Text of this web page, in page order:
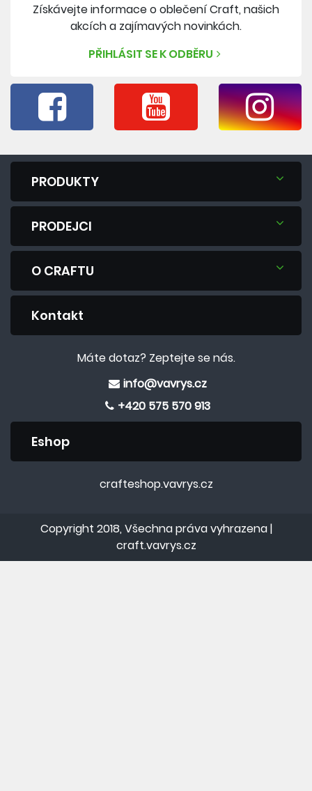
Získávejte informace o oblečení Craft, našich
akcích a zajímavých novinkách.
PŘIHLÁSIT SE K ODBĚRU
PRODUKTY
PRODEJCI
O CRAFTU
Kontakt
Máte dotaz? Zeptejte se nás.
info@vavrys.cz
+420 575 570 913
Eshop
crafteshop.vavrys.cz
Copyright 2018, Všechna práva vyhrazena |
craft.vavrys.cz